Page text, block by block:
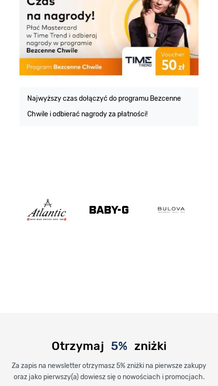
Najwyższy czas dołączyć do programu Bezcenne
Chwile i odbierać nagrody za płatności!
Otrzymaj 5% zniżki
Za zapis na newsletter otrzymasz 5% zniżki na pierwsze zakupy
oraz jako pierwszy(a) dowiesz się o nowościach i promocjach.